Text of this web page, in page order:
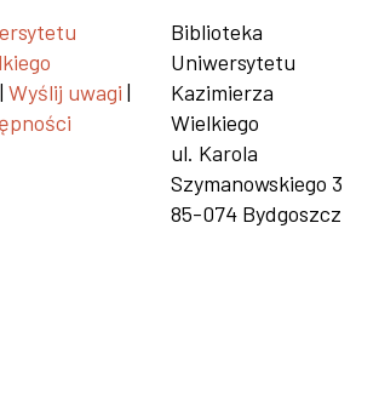
| Wyślij uwagi |
Biblioteka
Uniwersytetu
Kazimierza
Wielkiego
ul. Karola
Szymanowskiego 3
85-074 Bydgoszcz